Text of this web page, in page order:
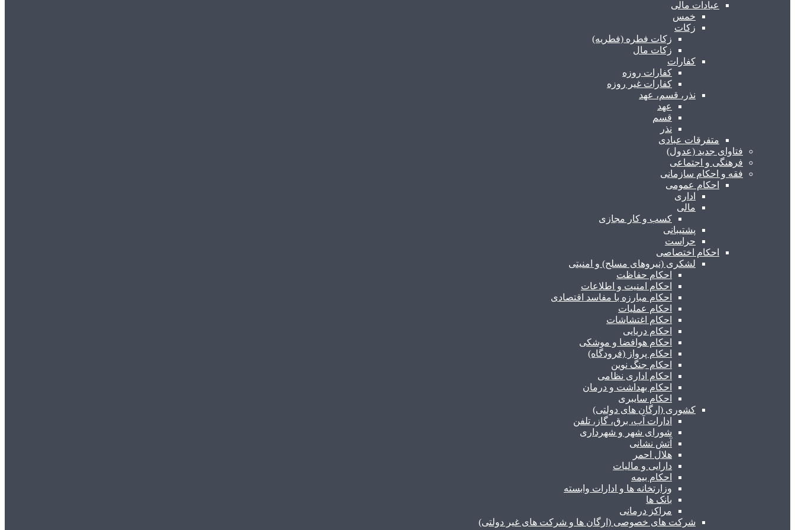
عبادات مالی
خمس
زکات
زکات فطره (فطریه)
زکات مال
کفارات
کفارات روزه
کفارات غیر روزه
نذر، قسم، عهد
عهد
قسم
نذر
متفرقات عبادی
فتاوای جدید (عدول)
فرهنگی و اجتماعی
فقه و احکام سازمانی
احکام عمومی
اداری
مالی
کسب و کار مجازی
پشتیبانی
حراست
احکام اختصاصی
لشکری (نیروهای مسلح) و امنیتی
احکام حفاظت
احکام امنیت و اطلاعات
احکام مبارزه با مفاسد اقتصادی
احکام عملیات
احکام اغتشاشات
احکام دریایی
احکام هوافضا و موشکی
احکام پرواز (فرودگاه)
احکام جنگ نوین
احکام اداری نظامی
احکام بهداشت و درمان
احکام سایبری
کشوری (ارگان های دولتی)
ادارات آب، برق، گاز، تلفن
شورای شهر و شهرداری
آتش نشانی
هلال احمر
دارایی و مالیات
احکام بیمه
وزارتخانه ها و ادارات وابسته
بانک ها
مراکز درمانی
شرکت های خصوصی (ارگان ها و شرکت های غیر دولتی)